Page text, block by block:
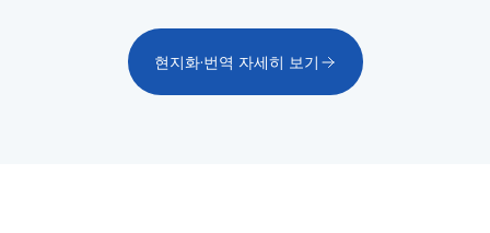
현지화·번역 자세히 보기